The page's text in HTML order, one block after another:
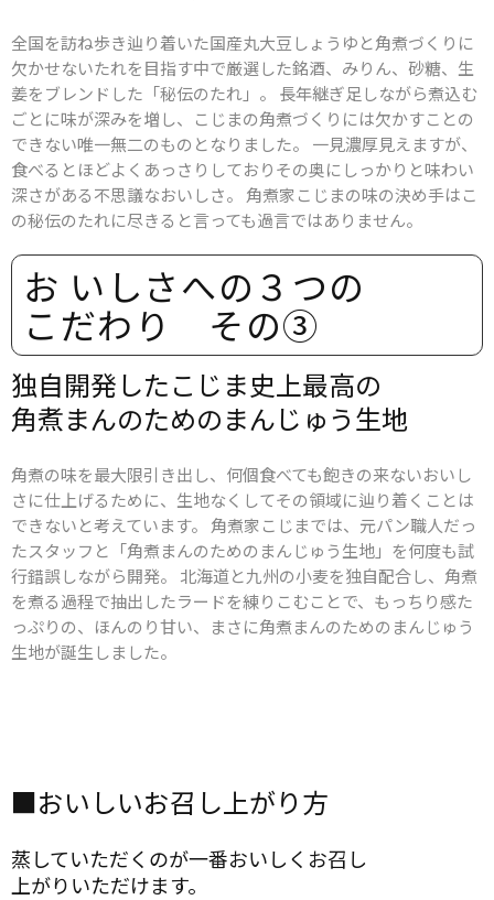
全国を訪ね歩き辿り着いた国産丸大豆しょうゆと角煮づくりに
欠かせないたれを目指す中で厳選した銘酒、みりん、砂糖、生
姜をブレンドした「秘伝のたれ」。 ⻑年継ぎ⾜しながら煮込む
ごとに味が深みを増し、こじまの角煮づくりには欠かすことの
できない唯一無二のものとなりました。 一見濃厚見えますが、
食べるとほどよくあっさりしておりその奥にしっかりと味わい
深さがある不思議なおいしさ。 角煮家こじまの味の決め手はこ
の秘伝のたれに尽きると言っても過言ではありません。
お いしさへの​３つの​
こだわり その​③
独自開発した​こじま史上​最高の​
角煮まんの​ための​まんじゅう​生地
角煮の味を最大限引き出し、何個食べても飽きの来ないおいし
さに仕上げるために、生地なくしてその領域に辿り着くことは
できないと考えています。 角煮家こじまでは、元パン職人だっ
たスタッフと「角煮まんのためのまんじゅう生地」を何度も試
行錯誤しながら開発。 北海道と九州の小麦を独自配合し、角煮
を煮る過程で抽出したラードを練りこむことで、もっちり感た
っぷりの、ほんのり甘い、まさに角煮まんのためのまんじゅう
生地が誕生しました。
■​おいしい​お召し​上がり方
蒸していただくのが​一番​おいしく​お召し​
上がりいただけます。​